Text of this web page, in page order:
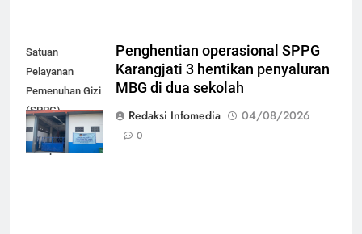
Satuan
Pelayanan
Pemenuhan Gizi
(SPPG)
Karangjati 3 di
Kabupaten Blora
Penghentian operasional SPPG
Karangjati 3 hentikan penyaluran
MBG di dua sekolah
Redaksi Infomedia
04/08/2026
0